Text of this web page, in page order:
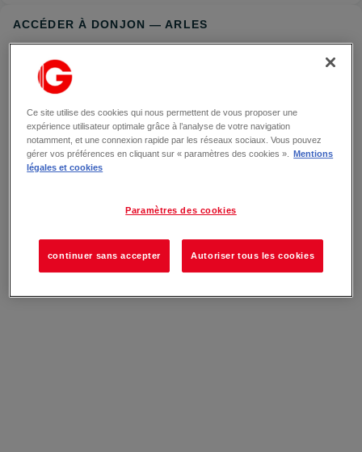
ACCÉDER À DONJON — ARLES
Ce site utilise des cookies qui nous permettent de vous proposer une
expérience utilisateur optimale grâce à l’analyse de votre navigation
notamment, et une connexion rapide par les réseaux sociaux. Vous pouvez
gérer vos préférences en cliquant sur « paramètres des cookies ».
Mentions
légales et cookies
Paramètres des cookies
continuer sans accepter Autoriser tous les cookies